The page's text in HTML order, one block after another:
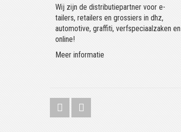
Wij zijn de distributiepartner voor e-
tailers, retailers en grossiers in dhz,
automotive, graffiti, verfspeciaalzaken en
online!
Meer informatie